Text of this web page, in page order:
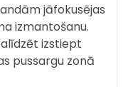
jāfokusējas
izmantošanu.
izstiept
pussargu zonā